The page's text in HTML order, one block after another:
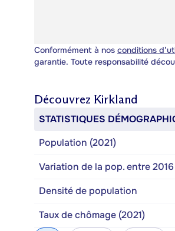
Conformément à nos conditions
garantie. Toute responsabilité
Découvrez Kirkland
STATISTIQUES
Population (2021)
Variation de la pop. entre 2016
Densité de population
Taux de chômage (2021)